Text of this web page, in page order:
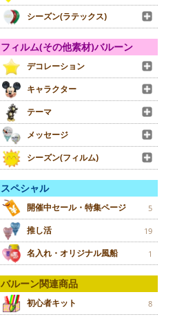
シーズン(ラテックス)
フィルム(その他素材)バルーン
デコレーション
キャラクター
テーマ
メッセージ
シーズン(フィルム)
スペシャル
開催中セール・特集ページ 5
推し活 19
名入れ・オリジナル風船 1
バルーン関連商品
初心者キット 8